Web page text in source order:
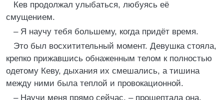
Кев продолжал улыбаться, любуясь её
смущением.
– Я научу тебя большему, когда придёт время.
Это был восхитительный момент. Девушка стояла,
крепко прижавшись обнаженным телом к полностью
одетому Кеву, дыхания их смешались, а тишина
между ними была теплой и провокационной.
– Научи меня прямо сейчас, – прошептала она.